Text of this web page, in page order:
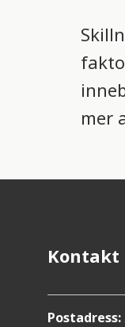
mer
Kontakt
Postadress: